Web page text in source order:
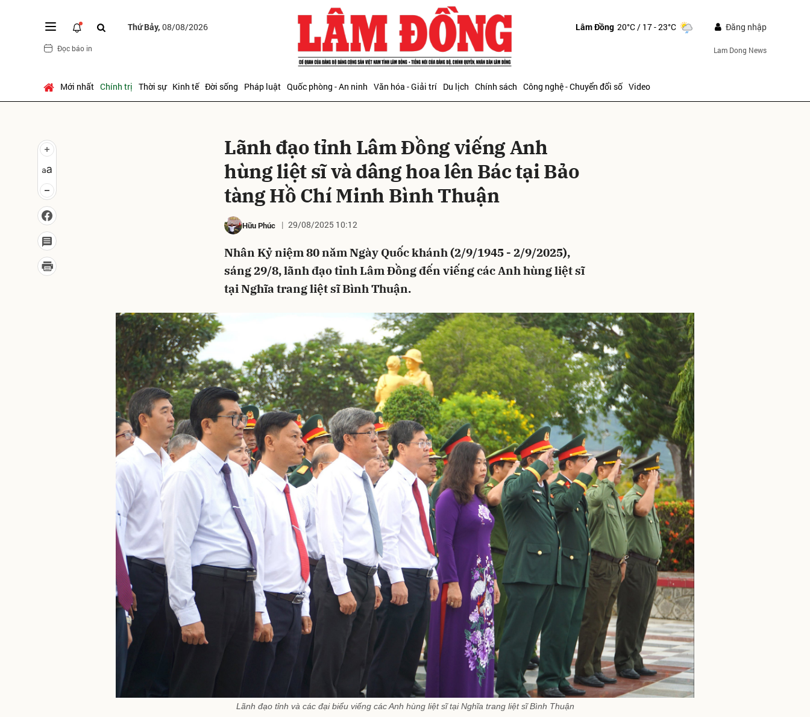
Thứ Bảy, 08/08/2026
Đọc báo in
Lâm Đồng 20°C/ 17 - 23°C Đăng nhập
Lam Dong News
Mới nhất Chính trị Thời sự Kinh tế Đời sống Pháp luật Quốc phòng - An ninh Văn hóa - Giải trí Du lịch Chính sách Công nghệ - Chuyển đổi số Video
Lãnh đạo tỉnh Lâm Đồng viếng Anh
hùng liệt sĩ và dâng hoa lên Bác tại Bảo
tàng Hồ Chí Minh Bình Thuận
Hữu Phúc 29/08/2025 10:12
Nhân Kỷ niệm 80 năm Ngày Quốc khánh (2/9/1945 - 2/9/2025),
sáng 29/8, lãnh đạo tỉnh Lâm Đồng đến viếng các Anh hùng liệt sĩ
tại Nghĩa trang liệt sĩ Bình Thuận.
Lãnh đạo tỉnh và các đại biểu viếng các Anh hùng liệt sĩ tại Nghĩa trang liệt sĩ Bình Thuận
Gửi bình luận
Hủy